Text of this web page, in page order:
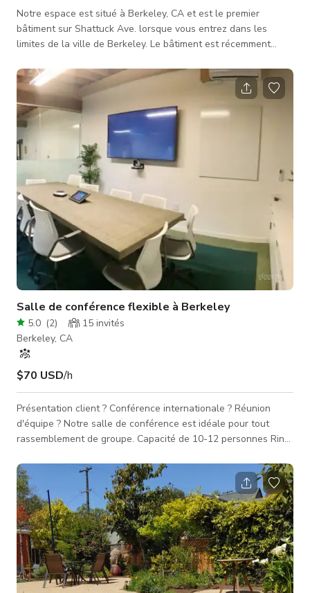
Notre espace est situé à Berkeley, CA et est le premier
bâtiment sur Shattuck Ave. lorsque vous entrez dans les
limites de la ville de Berkeley. Le bâtiment est récemment
excellent espace pour accueillir votre prochain événement,
mariage, fête, formation, conférence et plus encore. L'espace
comprend un grand auditorium avec wifi haut débit, plus de
200 places assises, une grande scène. Il y a une cuisine
fonctionnelle (avec cuisi
Salle de conférence flexible à Berkeley
5.0 (2) 15 invités
Berkeley, CA
$70 USD/h
Présentation client ? Conférence internationale ? Réunion
d'équipe ? Notre salle de conférence est idéale pour tout
rassemblement de groupe. Capacité de 10-12 personnes Ring
blanc 95 $ de l'heure pour les réservations hors heures
ouvrables (tout ce qui n'est pas de 9h à 17h du lundi au
vendredi)